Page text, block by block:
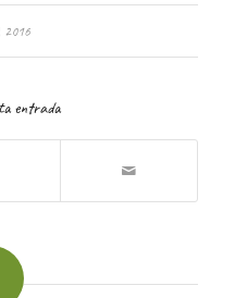
2016
entrada